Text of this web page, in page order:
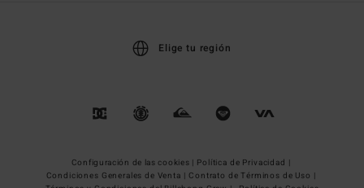
Elige tu región
Configuración de las cookies | Política de Privacidad |
Condiciones Generales de Venta | Contrato de Términos de Uso |